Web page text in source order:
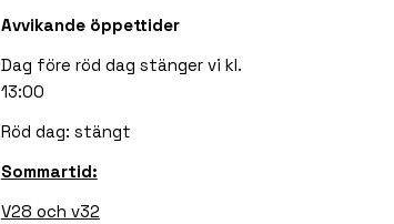
Avvikande öppettider
Dag före röd dag stänger vi kl.
13:00
Röd dag: stängt
Sommartid:
V28 och v32